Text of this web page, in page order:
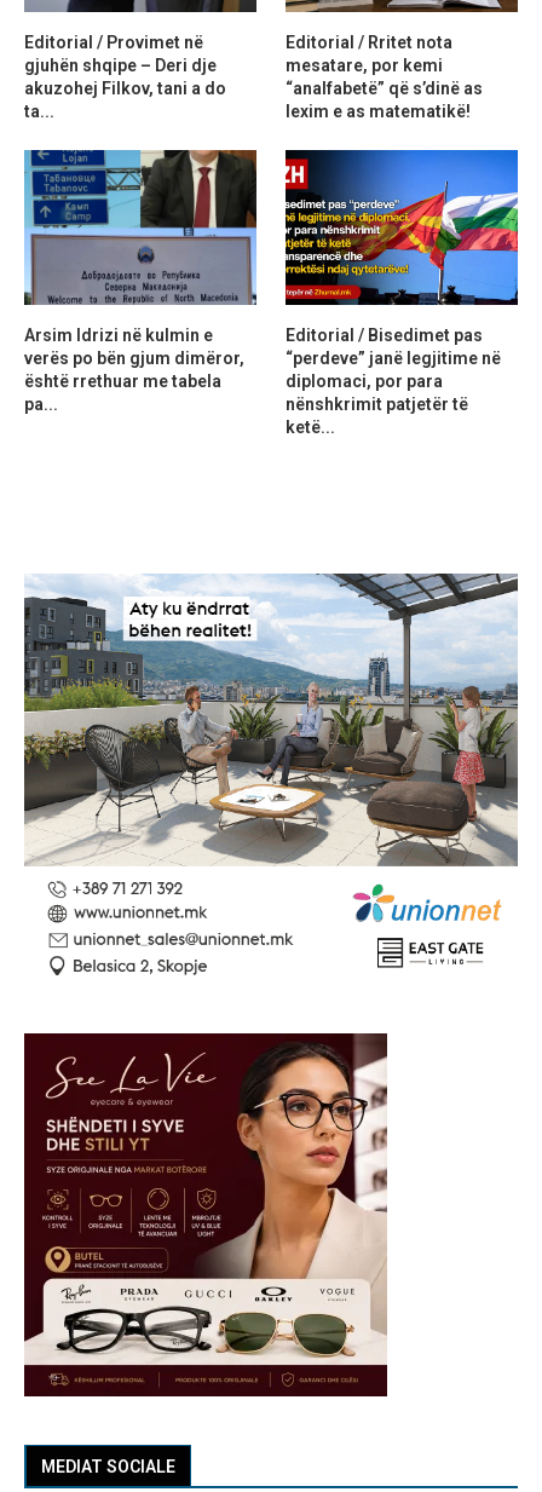
MEDIAT SOCIALE
Editorial / Provimet në
gjuhën shqipe – Deri dje
akuzohej Filkov, tani a do
ta...
Editorial / Rritet nota
mesatare, por kemi
“analfabetë” që s’dinë as
lexim e as matematikë!
Arsim Idrizi në kulmin e
verës po bën gjum dimëror,
është rrethuar me tabela
pa...
Editorial / Bisedimet pas
“perdeve” janë legjitime në
diplomaci, por para
nënshkrimit patjetër të
ketë...